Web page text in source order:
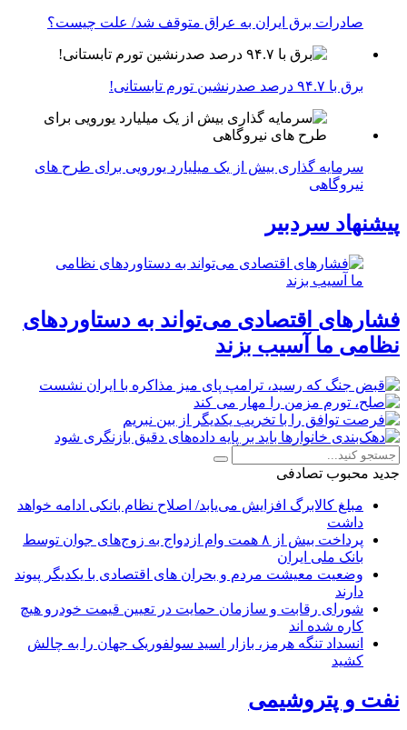
صادرات برق ایران به عراق متوقف شد/ علت چیست؟
برق با ۹۴.۷ درصد صدرنشین تورم تابستانی!
سرمایه گذاری بیش از یک میلیارد یورویی برای طرح های
نیروگاهی
پیشنهاد سردبیر
فشارهای اقتصادی می‌تواند به دستاوردهای
نظامی ما آسیب بزند
جدید محبوب تصادفی
مبلغ کالابرگ افزایش می‌یابد/ اصلاح نظام بانکی ادامه خواهد
داشت
پرداخت بیش از ۸ همت وام ازدواج به زوج‌های جوان توسط
بانک ملی ایران
وضعیت معیشت مردم و بحران های اقتصادی با یکدیگر پیوند
دارند
شورای رقابت و سازمان حمایت در تعیین قیمت خودرو هیچ
کاره شده اند
انسداد تنگه هرمز، بازار اسید سولفوریک جهان را به چالش
کشید
نفت و پتروشیمی